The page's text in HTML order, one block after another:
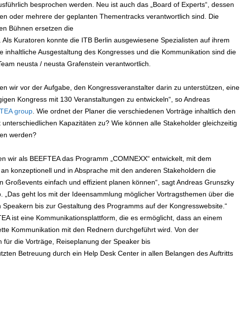
besprochen werden. Neu ist auch das „Board of Experts“, dessen
oder mehrere der geplanten Thementracks verantwortlich sind. Die
Bühnen ersetzen die
Kuratoren konnte die ITB Berlin ausgewiesene Spezialisten auf ihrem
inhaltliche Ausgestaltung des Kongresses und die Kommunikation sind die
neusta / neusta Grafenstein verantwortlich.
wir vor der Aufgabe, den Kongressveranstalter darin zu unterstützen, eine
Kongress mit 130 Veranstaltungen zu entwickeln“, so Andreas
group. Wie ordnet der Planer die verschiedenen Vorträge inhaltlich den
Kapazitäten zu? Wie können alle Stakeholder gleichzeitig
werden?
wir als BEEFTEA das Programm „COMNEXX“ entwickelt, mit dem
konzeptionell und in Absprache mit den anderen Stakeholdern die
Großevents einfach und effizient planen können“, sagt Andreas Grunszky
„Das geht los mit der Ideensammlung möglicher Vortragsthemen über die
bis zur Gestaltung des Programms auf der Kongresswebsite.“
ist eine Kommunikationsplattform, die es ermöglicht, dass an einem
Kommunikation mit den Rednern durchgeführt wird. Von der
für die Vorträge, Reiseplanung der Speaker bis
Betreuung durch ein Help Desk Center in allen Belangen des Auftritts